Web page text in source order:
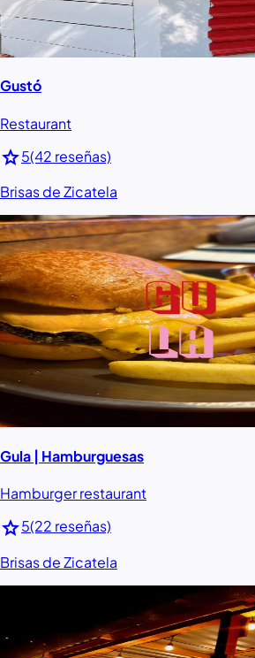
Gustó
Restaurant
star5(42 reseñas)
Brisas de Zicatela
Gula | Hamburguesas
Hamburger restaurant
star5(22 reseñas)
Brisas de Zicatela